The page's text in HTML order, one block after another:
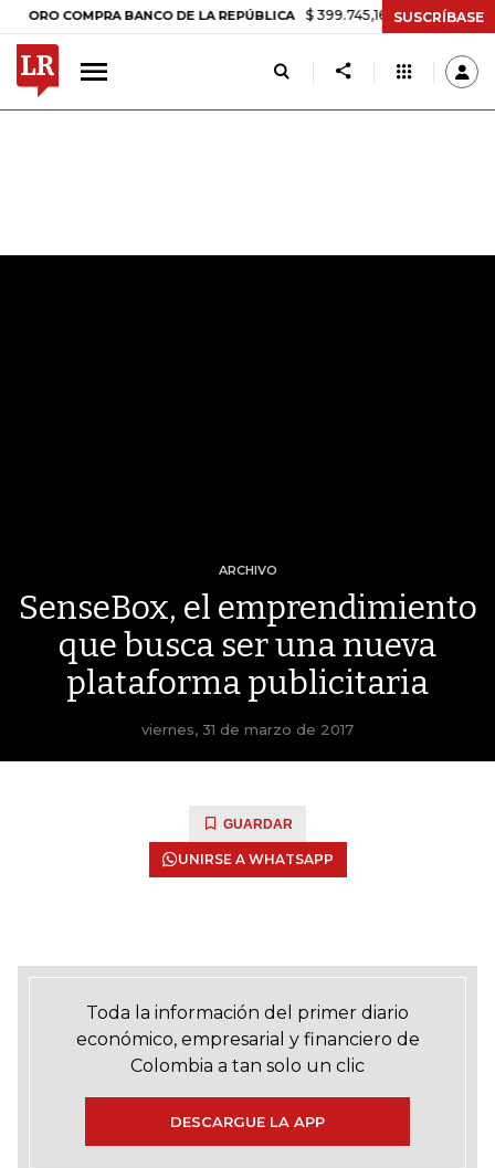
ORO COMPRA BANCO DE LA REPÚBLICA $ 399.745,16 +$ 2.295,71
SUSCRÍBASE
ARCHIVO
SenseBox, el emprendimiento
que busca ser una nueva
plataforma publicitaria
viernes, 31 de marzo de 2017
GUARDAR
UNIRSE A WHATSAPP
Toda la información del primer diario
económico, empresarial y financiero de
Colombia a tan solo un clic
DESCARGUE LA APP